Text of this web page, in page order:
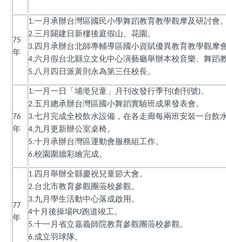
75
年
1.一月承辦台灣區國民小學舞蹈教育教學觀摩及研討會
2.三月闢建日新樓後庭假山、花園。
3. 四月承辦台北師專輔導區國小資賦優異教育教學觀摩
4.六月假台北縣立文化中心演藝廳舉辦本校音樂、舞蹈
5.八月四日派黃則永為第三任校長。
76
年
1.一月一日「埔墘兒童」月刊改發行季刊 (創刊號)。
2.五月總承辦台灣區國小舞蹈實驗班成果發表會。
3.七月完成全校飲水設備，在各走廊每兩班安裝一台飲
4.九月更新辦公室桌椅。
5.十月承辦台灣區運動會服務組工作。
6.校園圍牆彩繪完成。
77
年
1. 四月舉辦全縣慶祝兒童節大會。
2.台北市教育參觀團蒞校參觀。
3.九月學生活動中心落成啟用。
4十月後操場PU跑道竣工。
5.十一月省立嘉義師院教育參觀團蒞校參觀。
6.成立羽球隊。